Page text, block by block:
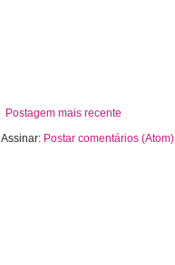
Postagem mais recente
Assinar: Postar comentários (Atom)